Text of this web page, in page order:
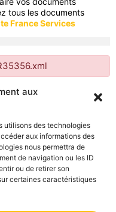
aux
utilisons des technologies
aux informations des
nous permettra de
de navigation ou les ID
ou de retirer son
certaines caractéristiques
tous les documents
France Services
26310 Valdrôme | 04 75
légales Plan du site